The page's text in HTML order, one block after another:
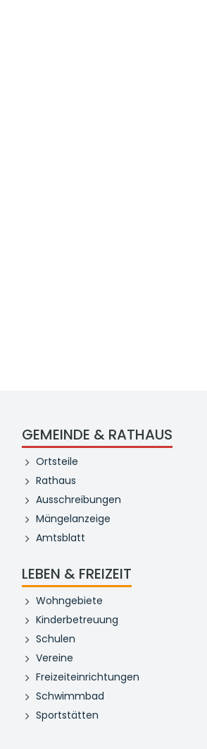
GEMEINDE & RATHAUS
Ortsteile
Rathaus
Ausschreibungen
Mängelanzeige
Amtsblatt
LEBEN & FREIZEIT
Wohngebiete
Kinderbetreuung
Schulen
Vereine
Freizeiteinrichtungen
Schwimmbad
Sportstätten